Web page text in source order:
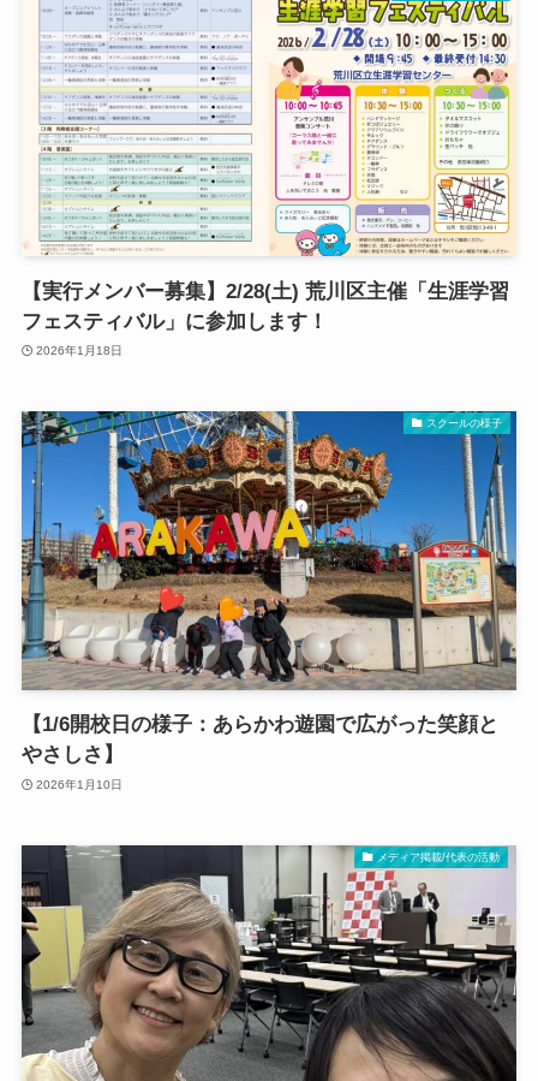
【実行メンバー募集】2/28(土) 荒川区主催「生涯学習
フェスティバル」に参加します！
2026年1月18日
スクールの様子
【1/6開校日の様子：あらかわ遊園で広がった笑顔と
やさしさ】
2026年1月10日
メディア掲載/代表の活動